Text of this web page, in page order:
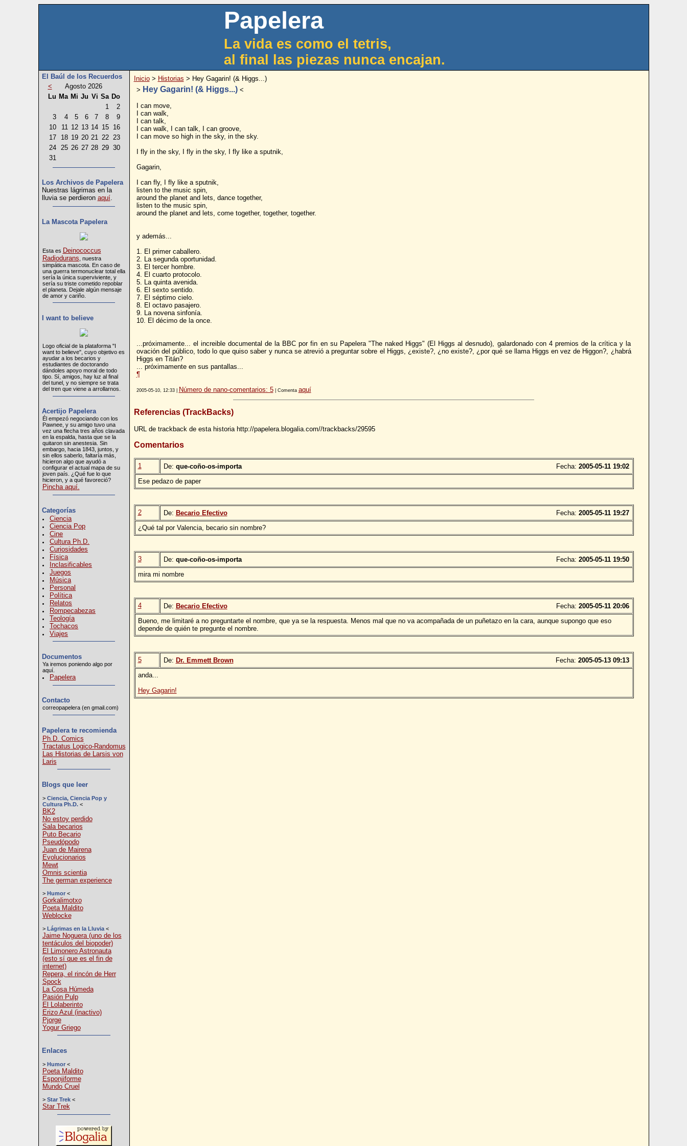
Papelera
La vida es como el tetris,
al final las piezas nunca encajan.
El Baúl de los Recuerdos
<
Agosto 2026
Lu Ma Mi Ju Vi Sa Do
1
2
3
4 5 6 7 8
9
10
11 12 13 14 15
16
17
18 19 20 21 22 23
24
25 26 27 28 29 30
31
Los Archivos de Papelera
Nuestras lágrimas en la
lluvia se perdieron aquí.
La Mascota Papelera
Esta es Deinococcus
Radiodurans , nuestra
simpática mascota. En caso de
una guerra termonuclear total ella
sería la única superviviente, y
sería su triste cometido repoblar
el planeta. Dejale algún mensaje
de amor y cariño.
I want to believe
Logo oficial de la plataforma "I
want to believe", cuyo objetivo es
ayudar a los becarios y
estudiantes de doctorando
dándoles apoyo moral de todo
tipo. Sí, amigos, hay luz al final
del tunel, y no siempre se trata
del tren que viene a arrollarnos.
Acertijo Papelera
Él empezó negociando con los
Pawnee, y su amigo tuvo una
vez una flecha tres años clavada
en la espalda, hasta que se la
quitaron sin anestesia. Sin
embargo, hacia 1843, juntos, y
sin ellos saberlo, faltaría más,
hicieron algo que ayudó a
configurar el actual mapa de su
joven país. ¿Qué fue lo que
hicieron, y a qué favoreció?
Pincha aquí.
Categorías
Ciencia
Ciencia Pop
Cine
Cultura Ph.D.
Curiosidades
Física
Inclasificables
Juegos
Música
Personal
Política
Relatos
Rompecabezas
Teología
Tochacos
Viajes
Documentos
Ya iremos poniendo algo por
aquí.
Papelera
Contacto
correopapelera (en gmail.com)
Papelera te recomienda
Ph.D. Comics
Tractatus Logico-Randomus
Las Historias de Larsis von
Laris
Blogs que leer
> Ciencia, Ciencia Pop y
Cultura Ph.D.<
BK2
No estoy perdido
Sala becarios
Puto Becario
Pseudópodo
Juan de Mairena
Evolucionarios
Mewt
Omnis scientia
The german experience
> Humor<
Gorkalimotxo
Poeta Maldito
Weblocke
> Lágrimas en la Lluvia<
Jaime Noguera (uno de los
tentáculos del biopoder)
El Limonero Astronauta
(esto sí que es el fin de
internet)
Repera, el rincón de Herr
Spock
La Cosa Húmeda
Pasión Pulp
El Lolaberinto
Erizo Azul (inactivo)
Pjorge
Yogur Griego
Enlaces
> Humor<
Poeta Maldito
Esponjiforme
Mundo Cruel
> Star Trek<
Star Trek
Inicio> Historias > Hey Gagarin! (& Higgs...)
> Hey Gagarin! (& Higgs...)<
I can move,
I can walk,
I can talk,
I can walk, I can talk, I can groove,
I can move so high in the sky, in the sky.
I fly in the sky, I fly in the sky, I fly like a sputnik,
Gagarin,
I can fly, I fly like a sputnik,
listen to the music spin,
around the planet and lets, dance together,
listen to the music spin,
around the planet and lets, come together, together, together.
y además...
1. El primer caballero.
2. La segunda oportunidad.
3. El tercer hombre.
4. El cuarto protocolo.
5. La quinta avenida.
6. El sexto sentido.
7. El séptimo cielo.
8. El octavo pasajero.
9. La novena sinfonía.
10. El décimo de la once.
...próximamente... el increible documental de la BBC por fin en su Papelera "The naked Higgs" (El Higgs al desnudo), galardonado con 4 premios de la crítica y la
ovación del público, todo lo que quiso saber y nunca se atrevió a preguntar sobre el Higgs, ¿existe?, ¿no existe?, ¿por qué se llama Higgs en vez de Higgon?, ¿habrá
Higgs en Titán?
... próximamente en sus pantallas...
¶
2005-05-10, 12:33 | Número de nano-comentarios: 5| Comenta aquí
Referencias (TrackBacks)
URL de trackback de esta historia http://papelera.blogalia.com//trackbacks/29595
Comentarios
1 De: que-coño-os-importa Fecha: 2005-05-11 19:02
Ese pedazo de paper
2 De: Becario Efectivo Fecha: 2005-05-11 19:27
¿Qué tal por Valencia, becario sin nombre?
3 De: que-coño-os-importa Fecha: 2005-05-11 19:50
mira mi nombre
4 De: Becario Efectivo Fecha: 2005-05-11 20:06
Bueno, me limitaré a no preguntarte el nombre, que ya se la respuesta. Menos mal que no va acompañada de un puñetazo en la cara, aunque supongo que eso
depende de quién te pregunte el nombre.
5 De: Dr. Emmett Brown Fecha: 2005-05-13 09:13
anda...
Hey Gagarin!